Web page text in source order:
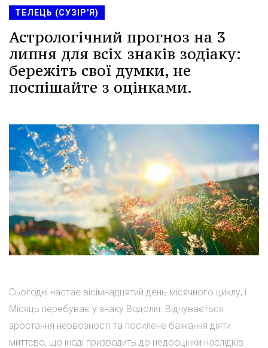
ТЕЛЕЦЬ (СУЗІР'Я)
Астрологічний прогноз на 3
липня для всіх знаків зодіаку:
бережіть свої думки, не
поспішайте з оцінками.
Сьогодні настає вісімнадцятий день місячного циклу, і
Місяць перебуває у знаку Водолія. Відчувається
зростання нервозності та посилене бажання діяти
миттєво, що іноді призводить до недооцінки наслідків